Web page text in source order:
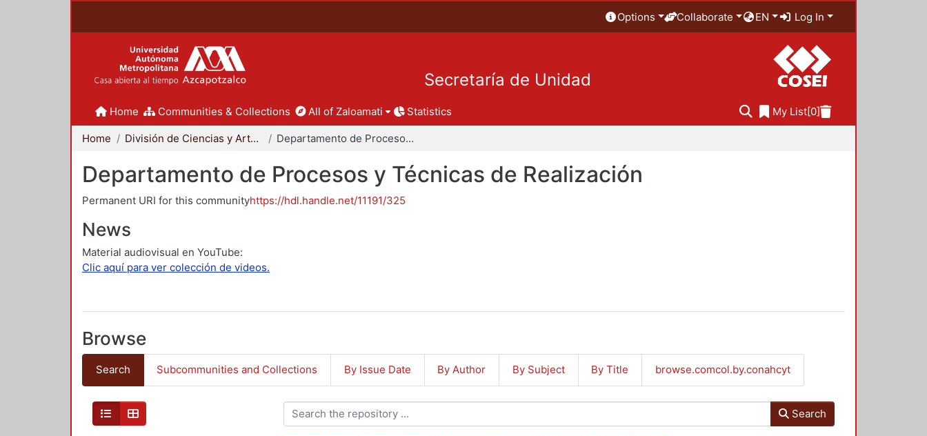
Options Collaborate EN Log In
Secretaría de Unidad
Home Communities & Collections All of Zaloamati Statistics My List[0]
Home División de Ciencias y Artes para el Diseño Departamento de Procesos y Técnicas de Realización
Departamento de Procesos y Técnicas de Realización
Permanent URI for this communityhttps://hdl.handle.net/11191/325
News
Material audiovisual en YouTube:
Clic aquí para ver colección de videos.
Browse
Search Subcommunities and Collections By Issue Date By Author By Subject By Title browse.comcol.by.conahcyt
Search